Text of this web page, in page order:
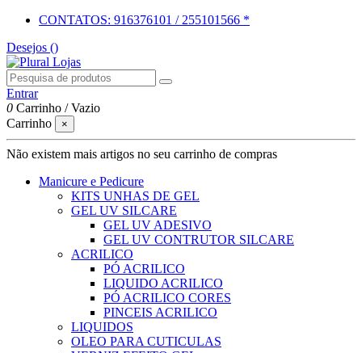
CONTATOS: 916376101 / 255101566 *
Desejos ()
Entrar
0 Carrinho /Vazio
Carrinho
×
Não existem mais artigos no seu carrinho de compras
Manicure e Pedicure
KITS UNHAS DE GEL
GEL UV SILCARE
GEL UV ADESIVO
GEL UV CONTRUTOR SILCARE
ACRILICO
PÓ ACRILICO
LIQUIDO ACRILICO
PÓ ACRILICO CORES
PINCEIS ACRILICO
LIQUIDOS
OLEO PARA CUTICULAS